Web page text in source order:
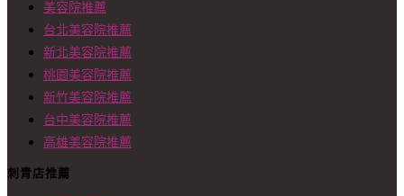
美容院推薦
台北美容院推薦
新北美容院推薦
桃園美容院推薦
新竹美容院推薦
台中美容院推薦
高雄美容院推薦
刺青店推薦